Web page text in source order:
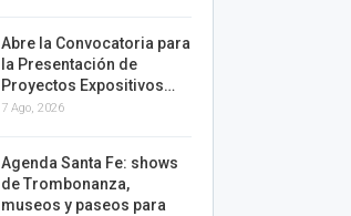
Abre la Convocatoria para
la Presentación de
Proyectos Expositivos…
7 Ago, 2026
Agenda Santa Fe: shows
de Trombonanza,
museos y paseos para